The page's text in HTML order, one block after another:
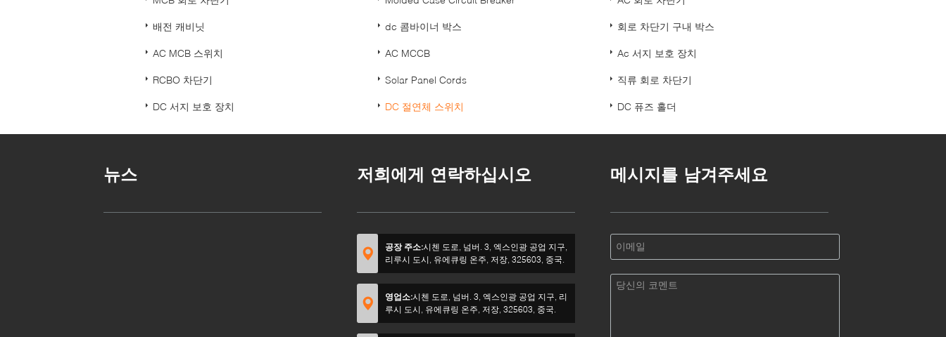
배전 캐비닛 dc 콤바이너 박스 회로 차단기 구내 박스
AC MCB 스위치 AC MCCB Ac 서지 보호 장치
RCBO 차단기 Solar Panel Cords 직류 회로 차단기
DC 서지 보호 장치 DC 절연체 스위치 DC 퓨즈 홀더
뉴스 저희에게 연락하십시오
공장 주소:시첸 도로, 넘버. 3, 엑스인광 공업 지구,
리루시 도시, 유에큐링 온주, 저장, 325603, 중국.
영업소:시첸 도로, 넘버. 3, 엑스인광 공업 지구, 리
루시 도시, 유에큐링 온주, 저장, 325603, 중국.
메시지를 남겨주세요